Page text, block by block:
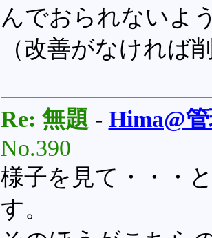
んでおられないよ
（改善がなければ
Re: 無題 - Hima@
No.390
様子を見て・・・
す。